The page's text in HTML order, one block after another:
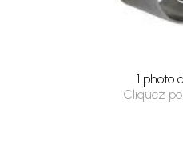
1 photo
Cliquez